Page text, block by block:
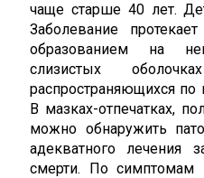
чаще старше 40 лет.
Заболевание
образованием на
слизистых
распространяющихся
В мазках-отпечатках,
можно обнаружить
адекватного лечения
смерти. По симптомам